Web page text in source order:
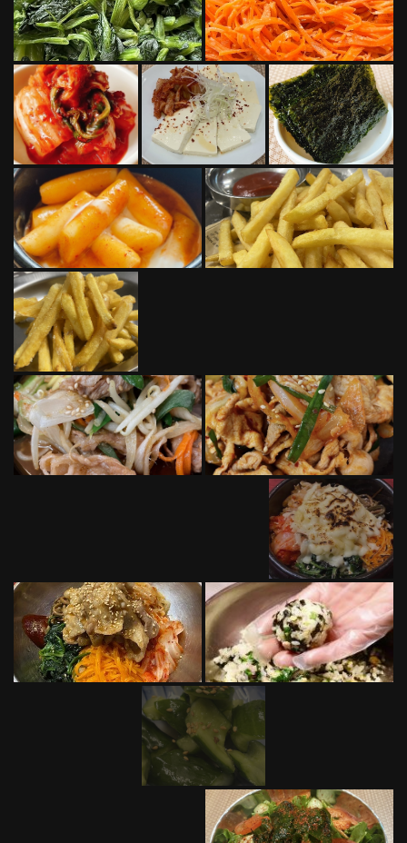
この店舗情報をシェアする
PHOTO | 居酒屋料理食べ飲み放題×韓国料理 ハヌルオンマ
熊本県熊本市中央区下通１‐9‐13 IKEZONOビル2階